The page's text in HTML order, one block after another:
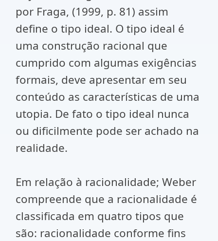
por Fraga, (1999, p. 81) assim
define o tipo ideal. O tipo ideal é
uma construção racional que
cumprido com algumas exigências
formais, deve apresentar em seu
conteúdo as características de uma
utopia. De fato o tipo ideal nunca
ou dificilmente pode ser achado na
realidade.
Em relação à racionalidade; Weber
compreende que a racionalidade é
classificada em quatro tipos que
são: racionalidade conforme fins